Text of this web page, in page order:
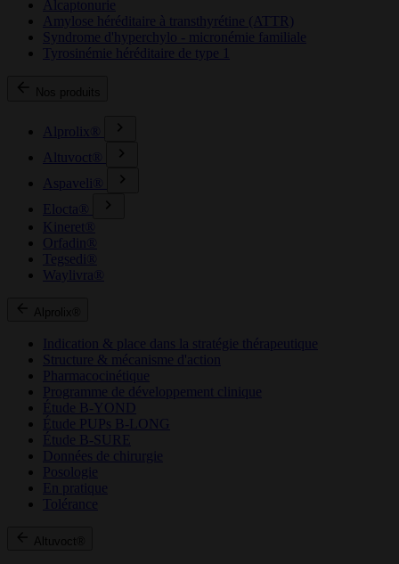
Alcaptonurie
Amylose héréditaire à transthyrétine (ATTR)
Syndrome d'hyperchylo - micronémie familiale
Tyrosinémie héréditaire de type 1
Nos produits
Alprolix®
Altuvoct®
Aspaveli®
Elocta®
Kineret®
Orfadin®
Tegsedi®
Waylivra®
Alprolix®
Indication & place dans la stratégie thérapeutique
Structure & mécanisme d'action
Pharmacocinétique
Programme de développement clinique
Étude B-YOND
Étude PUPs B-LONG
Étude B-SURE
Données de chirurgie
Posologie
En pratique
Tolérance
Altuvoct®